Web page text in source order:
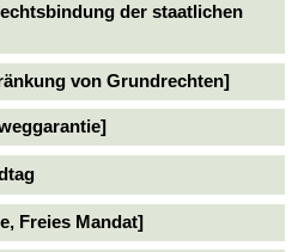
der staatlichen
von Grundrechten]
Freies Mandat]